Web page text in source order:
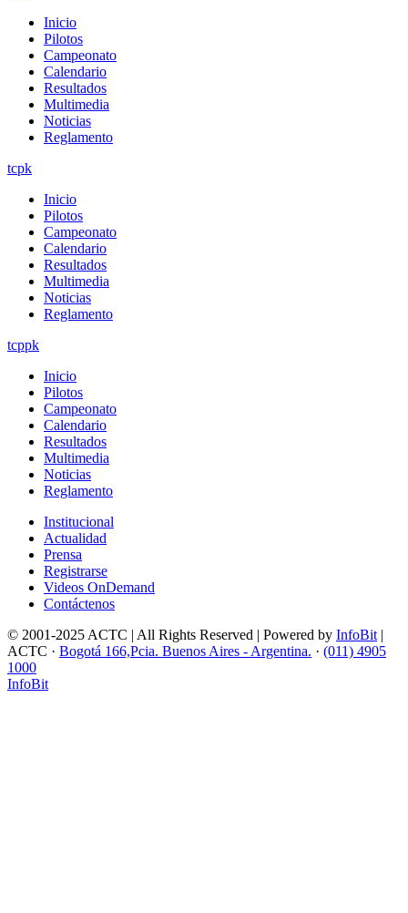
Inicio
Pilotos
Campeonato
Calendario
Resultados
Multimedia
Noticias
Reglamento
tcpk
Inicio
Pilotos
Campeonato
Calendario
Resultados
Multimedia
Noticias
Reglamento
tcppk
Inicio
Pilotos
Campeonato
Calendario
Resultados
Multimedia
Noticias
Reglamento
Institucional
Actualidad
Prensa
Registrarse
Videos OnDemand
Contáctenos
© 2001-2025 ACTC | All Rights Reserved | Powered by InfoBit |
ACTC · Bogotá 166,Pcia. Buenos Aires - Argentina. · (011) 4905
1000
InfoBit